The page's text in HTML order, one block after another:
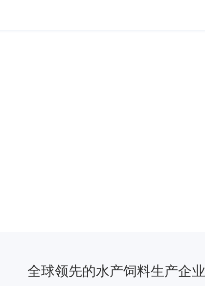
全球领先的水产饲料生产企业